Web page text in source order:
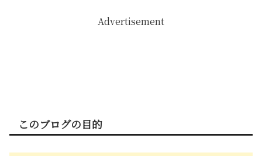
Advertisement
このブログの目的